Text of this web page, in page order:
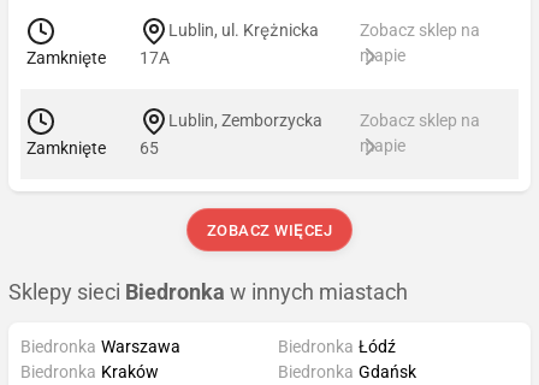
Zamknięte
Lublin, ul. Krężnicka
17A
Zobacz sklep na
mapie
Zamknięte
Lublin, Zemborzycka
65
Zobacz sklep na
mapie
ZOBACZ WIĘCEJ
Sklepy sieci Biedronka w innych miastach
Biedronka Warszawa
Biedronka Kraków
Biedronka Łódź
Biedronka Gdańsk